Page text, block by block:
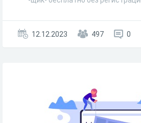
12.12.2023 497 0